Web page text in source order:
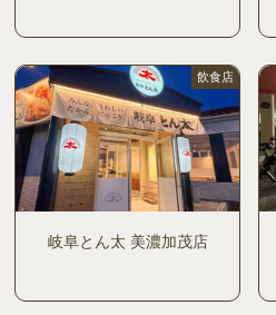
飲食店
岐阜とん太 美濃加茂店